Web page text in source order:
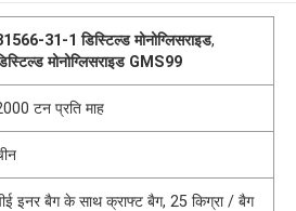
31-1 डिस्टिल्ड मोनोग्लिसराइड,
मोनोग्लिसराइड GMS99
टन प्रति माह
इनर बैग के साथ क्राफ्ट बैग, 25 किग्रा / बैग